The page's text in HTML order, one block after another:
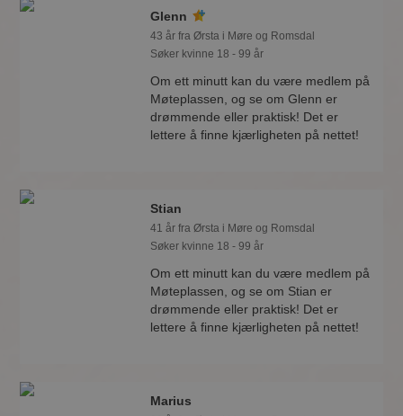
Glenn
43 år fra Ørsta i Møre og Romsdal
Søker kvinne 18 - 99 år
Om ett minutt kan du være medlem på
Møteplassen, og se om Glenn er
drømmende eller praktisk! Det er
lettere å finne kjærligheten på nettet!
Stian
41 år fra Ørsta i Møre og Romsdal
Søker kvinne 18 - 99 år
Om ett minutt kan du være medlem på
Møteplassen, og se om Stian er
drømmende eller praktisk! Det er
lettere å finne kjærligheten på nettet!
Marius